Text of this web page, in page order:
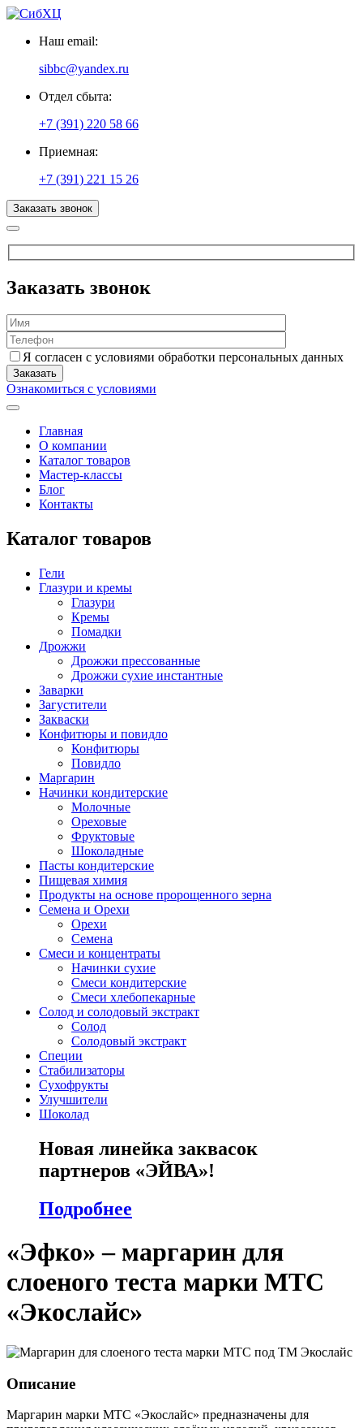
Наш email:
sibbc@yandex.ru
Отдел сбыта:
+7 (391) 220 58 66
Приемная:
+7 (391) 221 15 26
Заказать звонок
Заказать звонок
Я согласен с условиями обработки персональных данных
Ознакомиться с условиями
Главная
О компании
Каталог товаров
Мастер-классы
Блог
Контакты
Каталог товаров
Гели
Глазури и кремы
Глазури
Кремы
Помадки
Дрожжи
Дрожжи прессованные
Дрожжи сухие инстантные
Заварки
Загустители
Закваски
Конфитюры и повидло
Конфитюры
Повидло
Маргарин
Начинки кондитерские
Молочные
Ореховые
Фруктовые
Шоколадные
Пасты кондитерские
Пищевая химия
Продукты на основе пророщенного зерна
Семена и Орехи
Орехи
Семена
Смеси и концентраты
Начинки сухие
Смеси кондитерские
Смеси хлебопекарные
Солод и солодовый экстракт
Солод
Солодовый экстракт
Специи
Стабилизаторы
Сухофрукты
Улучшители
Шоколад
Новая линейка заквасок
партнеров «ЭЙВА»!
Подробнее
«Эфко» – маргарин для
слоеного теста марки МТС
«Экослайс»
Описание
Маргарин марки МТС «Экослайс» предназначены для